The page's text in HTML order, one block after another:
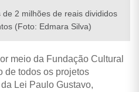
2 milhões de reais divididos
(Foto: Edmara Silva)
meio da Fundação Cultural
de todos os projetos
Lei Paulo Gustavo,